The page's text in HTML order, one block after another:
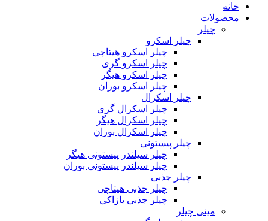
خانه
محصولات
چیلر
چیلر اسکرو
چیلر اسکرو هیتاچی
چیلر اسکرو گری
چیلر اسکرو هیگر
چیلر اسکرو بوران
چیلر اسکرال
چیلر اسکرال گری
چیلر اسکرال هیگر
چیلر اسکرال بوران
چیلر پیستونی
چیلر سیلندر پیستونی هیگر
چیلر سیلندر پیستونی بوران
چیلر جذبی
چیلر جذبی هیتاچی
چیلر جذبی یازاکی
مینی چیلر